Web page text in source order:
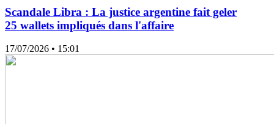
Scandale Libra : La justice argentine fait geler
25 wallets impliqués dans l'affaire
17/07/2026 • 15:01